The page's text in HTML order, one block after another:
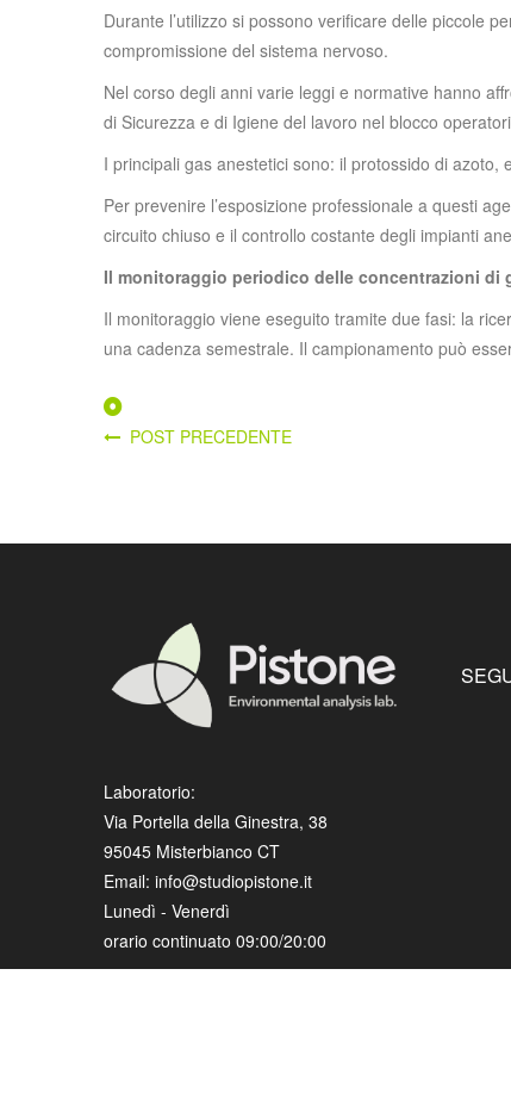
Durante l’utilizzo si possono verificare delle piccole
compromissione del sistema nervoso.
Nel corso degli anni varie leggi e normative hanno
di Sicurezza e di Igiene del lavoro nel blocco
I principali gas anestetici sono: il protossido di
Per prevenire l’esposizione professionale a questi
circuito chiuso e il controllo costante degli impianti
Il monitoraggio periodico delle concentrazioni di
Il monitoraggio viene eseguito tramite due fasi: la
una cadenza semestrale. Il campionamento può
POST PRECEDENTE
Laboratorio:
Via Portella della Ginestra, 38
95045 Misterbianco CT
Email: info@studiopistone.it
Lunedì - Venerdì
orario continuato 09:00/20:00